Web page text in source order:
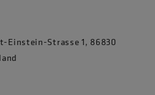
Einstein-Strasse 1, 86830